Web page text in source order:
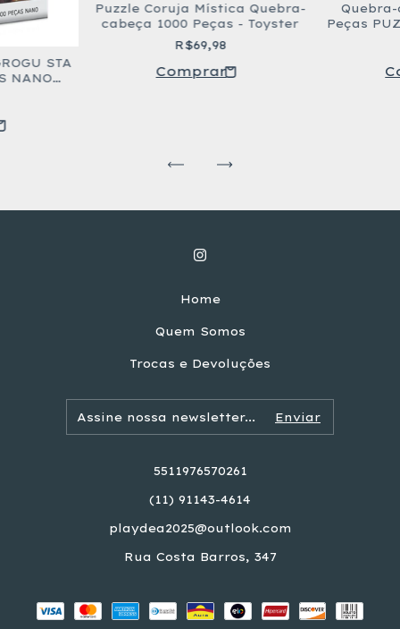
STA
NANO
Puzzle Coruja Mística Quebra-
cabeça 1000 Peças - Toyster
R$69,98
Peças
Home
Quem Somos
Trocas e Devoluções
5511976570261
(11) 91143-4614
playdea2025@outlook.com
Rua Costa Barros, 347